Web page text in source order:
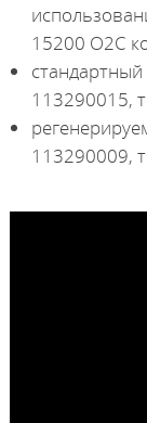
15200 O2C
113290015,
113290009,